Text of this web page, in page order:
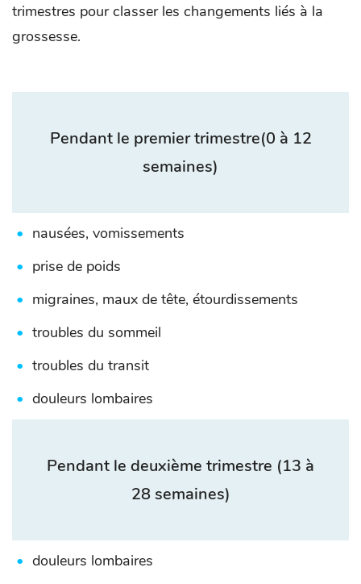
trimestres pour classer les changements liés à la
grossesse.
Pendant le premier trimestre(0 à 12
semaines)
nausées, vomissements
prise de poids
migraines, maux de tête, étourdissements
troubles du sommeil
troubles du transit
douleurs lombaires
Pendant le deuxième trimestre (13 à
28 semaines)
douleurs lombaires